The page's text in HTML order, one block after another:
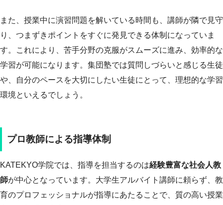
また、授業中に演習問題を解いている時間も、講師が隣で見守
り、つまずきポイントをすぐに発見できる体制になっていま
す。これにより、苦手分野の克服がスムーズに進み、効率的な
学習が可能になります。集団塾では質問しづらいと感じる生徒
や、自分のペースを大切にしたい生徒にとって、理想的な学習
環境といえるでしょう。
プロ教師による指導体制
KATEKYO学院では、指導を担当するのは経験豊富な社会人教
師が中心となっています。大学生アルバイト講師に頼らず、教
育のプロフェッショナルが指導にあたることで、質の高い授業